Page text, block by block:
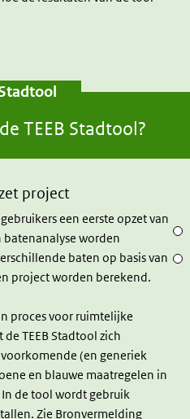
TEEB Stadtool?
project
een eerste opzet van
worden
baten op basis van
project worden berekend.
proces voor ruimtelijke
TEEB Stadtool zich
(en generiek
en blauwe maatregelen in
de tool wordt gebruik
Zie Bronvermelding